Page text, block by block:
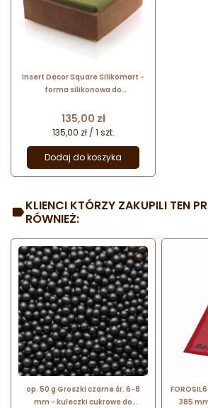
Insert Decor Square Silikomart -
forma silikonowa do
- dł. od 40 do 260 x szer. 20 x wys.
10 mm
Cena
135,00 zł
135,00 zł / 1 szt.
Dodaj do koszyka
KLIENCI KTÓRZY ZAKUPILI TEN
RÓWNIEŻ:
op. 50 g Groszki czarne śr. 6-8
mm - kuleczki cukrowe do

385